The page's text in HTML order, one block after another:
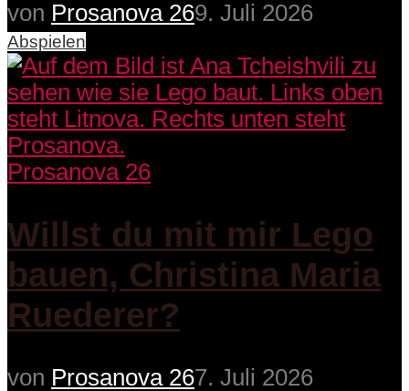
von Prosanova 269. Juli 2026
Abspielen
Prosanova 26
Willst du mit mir Lego
bauen, Christina Maria
Ruederer?
von Prosanova 267. Juli 2026